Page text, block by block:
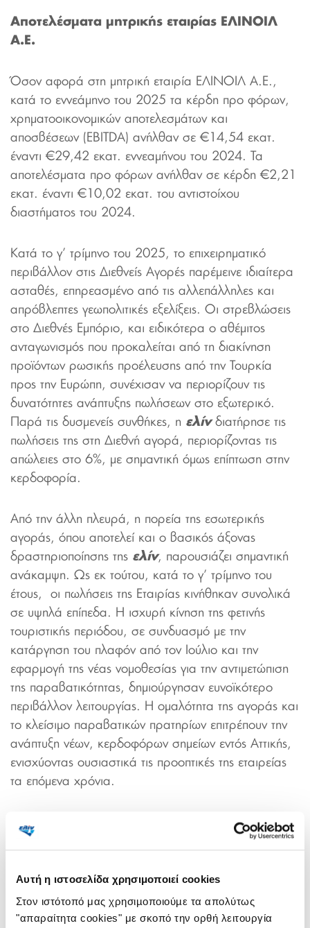
Αυτή η ιστοσελίδα χρησιμοποιεί cookies
Στον ιστότοπό μας χρησιµοποιούµε τα απολύτως
"απαραίτητα cookies" με σκοπό την ορθή λειτουργία
Αποτελέσματα μητρικής εταιρίας ΕΛΙΝΟΙΛ
Α.Ε.
Όσον αφορά στη μητρική εταιρία ΕΛΙΝΟΙΛ Α.Ε.,
κατά το εννεάμηνο του 2025 τα κέρδη προ φόρων,
χρηματοοικονομικών αποτελεσμάτων και
αποσβέσεων (EBITDA) ανήλθαν σε €14,54 εκατ.
έναντι €29,42 εκατ. εννεαμήνου του 2024. Τα
αποτελέσματα προ φόρων ανήλθαν σε κέρδη €2,21
εκατ. έναντι €10,02 εκατ. του αντιστοίχου
διαστήματος του 2024.
Κατά το γ’ τρίμηνο του 2025, το επιχειρηματικό
περιβάλλον στις Διεθνείς Αγορές παρέμεινε ιδιαίτερα
ασταθές, επηρεασμένο από τις αλλεπάλληλες και
απρόβλεπτες γεωπολιτικές εξελίξεις. Οι στρεβλώσεις
στο Διεθνές Εμπόριο, και ειδικότερα ο αθέμιτος
ανταγωνισμός που προκαλείται από τη διακίνηση
προϊόντων ρωσικής προέλευσης από την Τουρκία
προς την Ευρώπη, συνέχισαν να περιορίζουν τις
δυνατότητες ανάπτυξης πωλήσεων στο εξωτερικό.
Παρά τις δυσμενείς συνθήκες, η ελίνδιατήρησε τις
πωλήσεις της στη Διεθνή αγορά, περιορίζοντας τις
απώλειες στο 6%, με σημαντική όμως επίπτωση στην
κερδοφορία.
Από την άλλη πλευρά, η πορεία της εσωτερικής
αγοράς, όπου αποτελεί και ο βασικός άξονας
δραστηριοποίησης της ελίν, παρουσιάζει σημαντική
ανάκαμψη. Ως εκ τούτου, κατά το γ’ τρίμηνο του
έτους, οι πωλήσεις της Εταιρίας κινήθηκαν συνολικά
σε υψηλά επίπεδα. Η ισχυρή κίνηση της φετινής
τουριστικής περιόδου, σε συνδυασμό με την
κατάργηση του πλαφόν από τον Ιούλιο και την
εφαρμογή της νέας νομοθεσίας για την αντιμετώπιση
της παραβατικότητας, δημιούργησαν ευνοϊκότερο
περιβάλλον λειτουργίας. Η ομαλότητα της αγοράς και
το κλείσιμο παραβατικών πρατηρίων επιτρέπουν την
ανάπτυξη νέων, κερδοφόρων σημείων εντός Αττικής,
ενισχύοντας ουσιαστικά τις προοπτικές της εταιρείας
τα επόμενα χρόνια.
Βελτιωμένη κερδοφορία σημειώθηκε εντός του γ’
τριμήνου του 2025 στην ηλεκτρική ενέργεια, μέσω
αντισταθμίζοντας μερικώς τις απώλειες που
προέκυψαν μέσω της διεθνούς δραστηριότητας.